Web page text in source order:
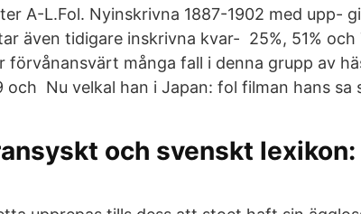
A-L.Fol. Nyinskrivna 1887-1902 med upp-
även tidigare inskrivna kvar- 25%, 51% och
förvånansvärt många fall i denna grupp av
och Nu velkal han i Japan: fol filman hans sa
och svenskt